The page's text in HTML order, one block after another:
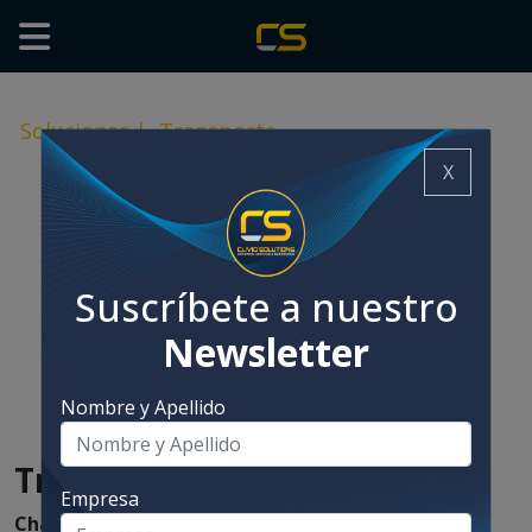
Soluciones| Transporte
Transporte
Chain-Veyofrece equipos para el transporte de
X
Suscríbete a nuestro
Newsletter
Nombre y Apellido
Empresa